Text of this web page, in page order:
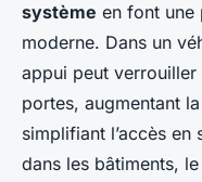
système en font une
moderne. Dans un
appui peut
portes, augmentant
simplifiant l’accès en
dans les bâtiments,